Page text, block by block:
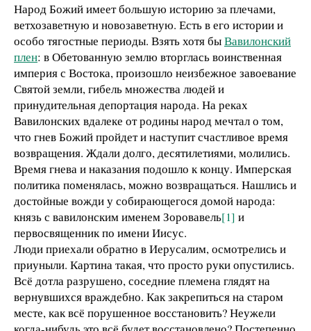
Народ Божий имеет большую историю за плечами,
ветхозаветную и новозаветную. Есть в его истории и
особо тягостные периоды. Взять хотя быВавилонский
плен: в Обетованную землю вторглась воинственная
империя с Востока, произошло неизбежное завоевание
Святой земли, гибель множества людей и
принудительная депортация народа. На реках
Вавилонских вдалеке от родины народ мечтал о том,
что гнев Божий пройдет и наступит счастливое время
возвращения. Ждали долго, десятилетиями, молились.
Время гнева и наказания подошло к концу. Имперская
политика поменялась, можно возвращаться. Нашлись и
достойные вожди у собирающегося домой народа:
князь с вавилонским именем Зоровавель[1] и
первосвященник по имени Иисус.
Люди приехали обратно в Иерусалим, осмотрелись и
приуныли. Картина такая, что просто руки опустились.
Всё дотла разрушено, соседние племена глядят на
вернувшихся враждебно. Как закрепиться на старом
месте, как всё порушенное восстановить? Неужели